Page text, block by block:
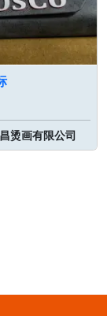
烫画有限公司